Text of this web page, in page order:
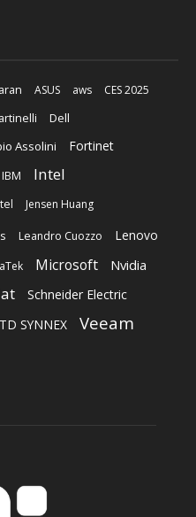
ASUS aws
CES 2025
Dell
Assolini Fortinet
IBM Intel
Jensen Huang
Leandro Cuozzo Lenovo
Microsoft Nvidia
Schneider Electric
TD SYNNEX Veeam